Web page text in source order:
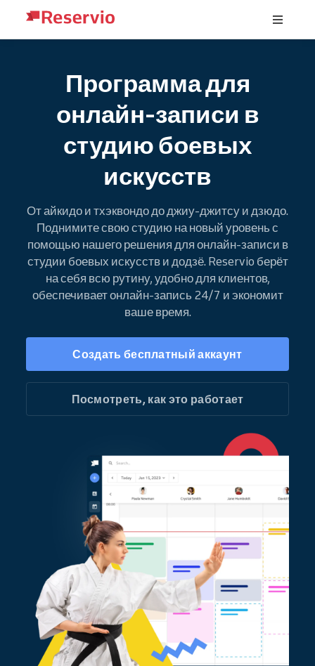
Программа для
онлайн-записи в
студию боевых
искусств
От айкидо и тхэквондо до джиу-джитсу и дзюдо.
Поднимите свою студию на новый уровень с
помощью нашего решения для онлайн-записи в
студии боевых искусств и додзё. Reservio берёт
на себя всю рутину, удобно для клиентов,
обеспечивает онлайн-запись 24/7 и экономит
ваше время.
Создать бесплатный аккаунт
Посмотреть, как это работает